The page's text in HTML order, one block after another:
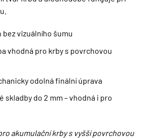
vizuálního šumu
vhodná pro krby s povrchovou
odolná finální úprava
skladby do 2 mm – vhodná i pro
akumulační krby s vyšší povrchovou